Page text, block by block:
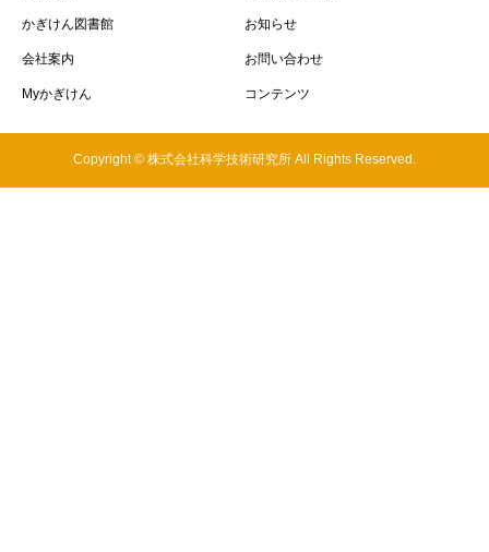
かぎけん図書館 お知らせ
会社案内 お問い合わせ
Myかぎけん コンテンツ
Copyright © 株式会社科学技術研究所 All Rights Reserved.